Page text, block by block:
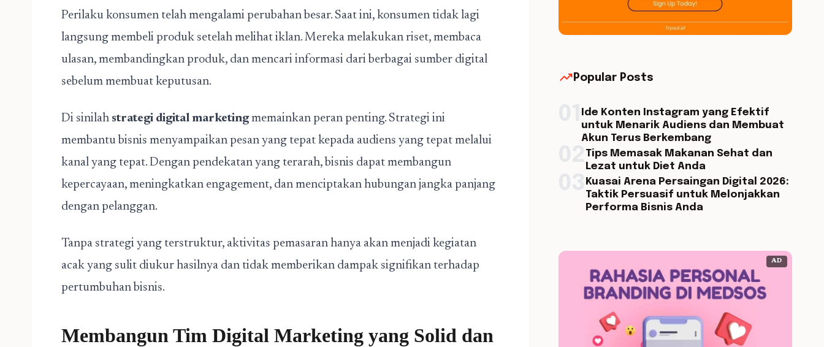
Perilaku konsumen telah mengalami perubahan besar. Saat ini, konsumen tidak lagi
langsung membeli produk setelah melihat iklan. Mereka melakukan riset, membaca
ulasan, membandingkan produk, dan mencari informasi dari berbagai sumber digital
sebelum membuat keputusan.
Di sinilah strategi digital marketingmemainkan peran penting. Strategi ini
membantu bisnis menyampaikan pesan yang tepat kepada audiens yang tepat melalui
kanal yang tepat. Dengan pendekatan yang terarah, bisnis dapat membangun
kepercayaan, meningkatkan engagement, dan menciptakan hubungan jangka panjang
dengan pelanggan.
Tanpa strategi yang terstruktur, aktivitas pemasaran hanya akan menjadi kegiatan
acak yang sulit diukur hasilnya dan tidak memberikan dampak signifikan terhadap
pertumbuhan bisnis.
Membangun Tim Digital Marketing yang Solid dan
trending_up Popular Posts
Ide Konten Instagram yang Efektif
untuk Menarik Audiens dan Membuat
Akun Terus Berkembang
Tips Memasak Makanan Sehat dan
Lezat untuk Diet Anda
Kuasai Arena Persaingan Digital 2026:
Taktik Persuasif untuk Melonjakkan
Performa Bisnis Anda
AD